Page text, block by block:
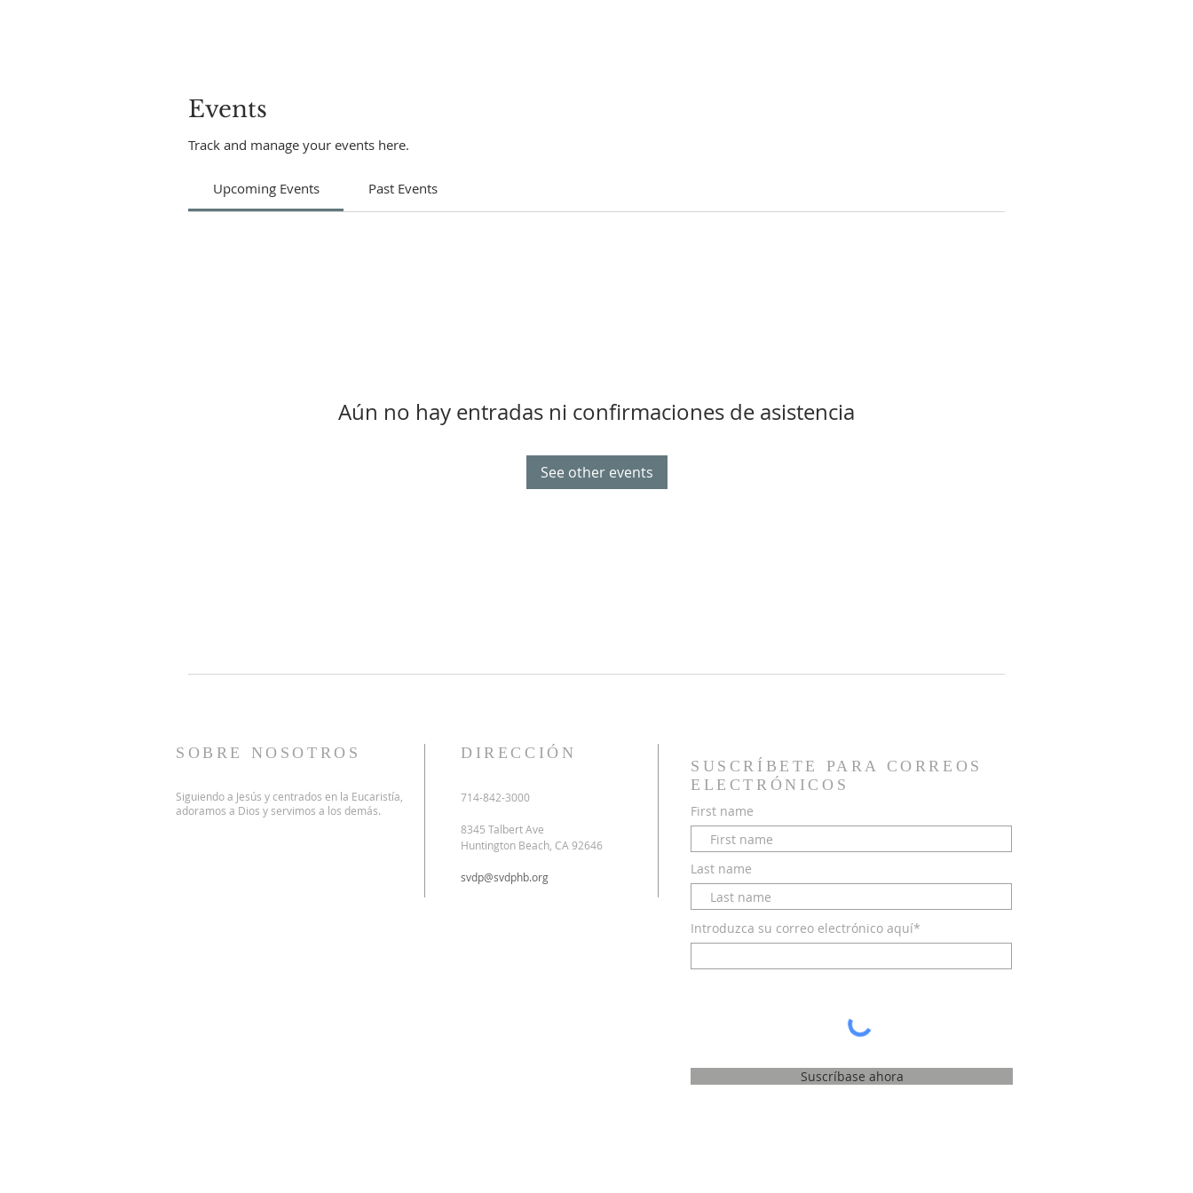
Events
Track and manage your events here.
Upcoming Events Past Events
Aún no hay entradas ni confirmaciones de asistencia
See other events
SOBRE NOSOTROS
Siguiendo a Jesús y centrados en la Eucaristía,
adoramos a Dios y servimos a los demás.
DIRECCIÓN
714-842-3000
8345 Talbert Ave
Huntington Beach, CA 92646
svdp@svdphb.org
SUSCRÍBETE PARA CORREOS
ELECTRÓNICOS
First name
Last name
Introduzca su correo electrónico aquí*
Suscríbase ahora